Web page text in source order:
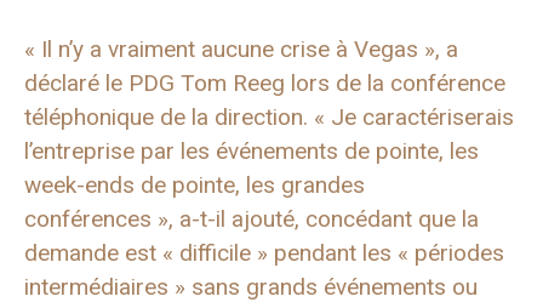
« Il n’y a vraiment aucune crise à Vegas », a
déclaré le PDG Tom Reeg lors de la conférence
téléphonique de la direction. « Je caractériserais
l’entreprise par les événements de pointe, les
week-ends de pointe, les grandes
conférences », a-t-il ajouté, concédant que la
demande est « difficile » pendant les « périodes
intermédiaires » sans grands événements ou